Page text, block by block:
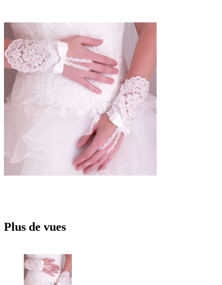
Plus de vues